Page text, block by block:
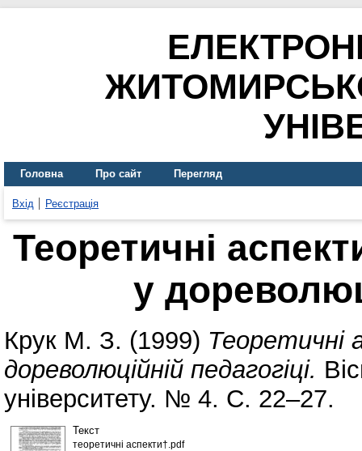
Головна Про сайт Перегляд
Вхід Реєстрація
Теоретичні
у
Крук М. З. (1999) Теоретичні
дореволюційній педагогіці.
університету. № 4. С. 22–27.
Текст
теоретичні аспекти†.pdf